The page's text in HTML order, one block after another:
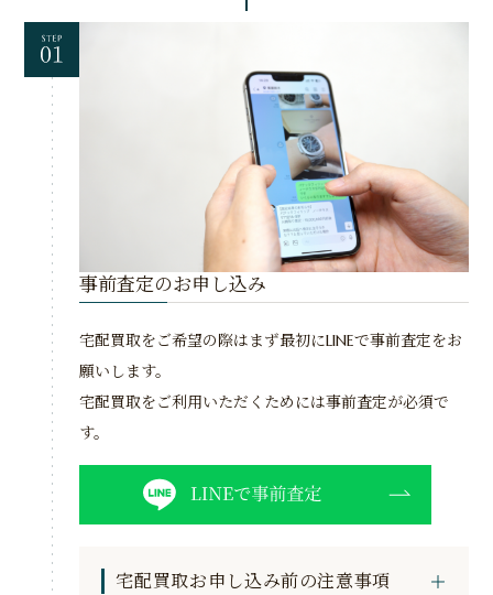
事前査定のお申し込み
宅配買取をご希望の際はまず最初にLINEで事前査定をお
願いします。
宅配買取をご利用いただくためには事前査定が必須で
す。
宅配買取お申し込み前の注意事項